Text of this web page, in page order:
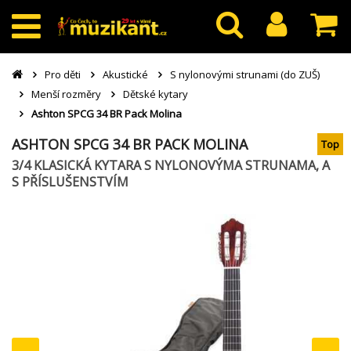
Pro děti Akustické
S nylonovými strunami (do ZUŠ)
Menší rozměry
Dětské kytary
Ashton SPCG 34 BR Pack Molina
Top
ASHTON SPCG 34 BR PACK MOLINA
3/4 KLASICKÁ KYTARA S NYLONOVÝMA STRUNAMA, A
S PŘÍSLUŠENSTVÍM